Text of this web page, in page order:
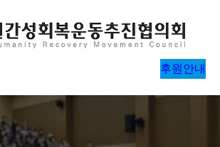
후원안내